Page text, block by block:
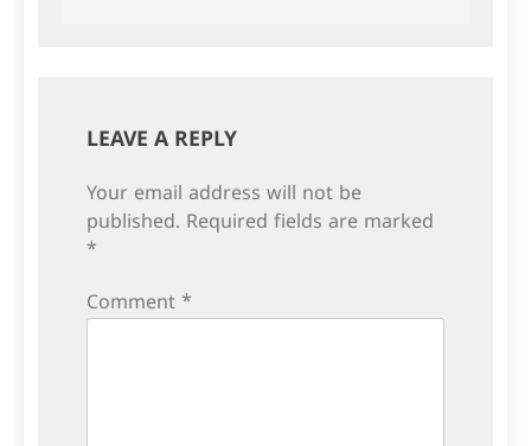
LEAVE A REPLY
Your email address will not be
published. Required fields are marked
*
Comment *